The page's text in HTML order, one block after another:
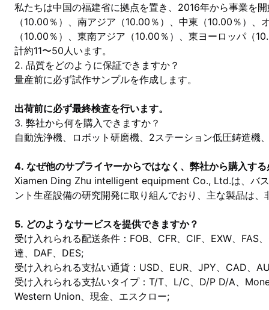
私たちは中国の福建省に拠点を置き、2016年から事業を
（10.00％）、南アジア（10.00％）、中東（10.00％）、
（10.00％）、東南アジア（10.00％）、東ヨーロッパ（
計約11〜50人います。
2. 品質をどのように保証できますか？
量産前に必ず試作サンプルを作成します。
出荷前に必ず最終検査を行います。
3. 弊社から何を購入できますか？
自動洗浄機、ロボット研磨機、2ステーション低圧鋳造機
4. なぜ他のサプライヤーからではなく、弊社から購入す
Xiamen Ding Zhu intelligent equipment Co., Ltd.は、バ
ント生産設備の研究開発に取り組んでおり、主な製品は
5. どのようなサービスを提供できますか？
受け入れられる配送条件：FOB、CFR、CIF、EXW、FAS
達、DAF、DES;
受け入れられる支払い通貨：USD、EUR、JPY、CAD、
受け入れられる支払いタイプ：T/T、L/C、D/P D/A、
Western Union、現金、エスクロー;